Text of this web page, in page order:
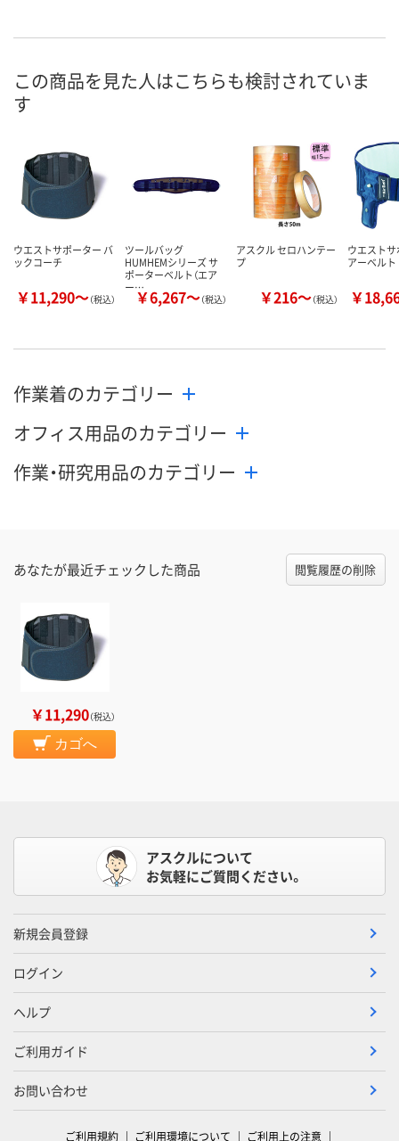
この商品を見た人はこちらも検討されていま
す
ウエストサポーター バ
ックコーチ
￥11,290～（税込）
ツールバッグ
HUMHEMシリーズ サ
ポーターベルト（エア
ー…￥6,267～（税込）
アスクル セロハンテー
プ
￥216～（税込）
ウエスト
アーベルト
￥
作業着のカテゴリー
オフィス用品のカテゴリー
作業・研究用品のカテゴリー
あなたが最近チェックした商品 閲覧履歴の削除
￥11,290（税込）
カゴへ
アスクルについて
お気軽にご質問ください。
新規会員登録
ログイン
ヘルプ
ご利用ガイド
お問い合わせ
ご利用規約 ご利用環境について ご利用上の注意